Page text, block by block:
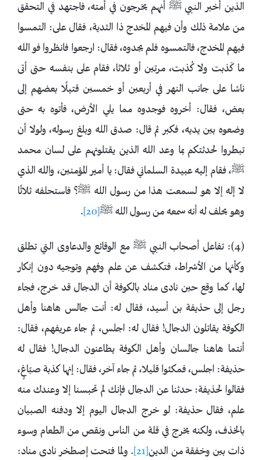
الذين أخبر النبي ﷺ أنهم يخرجون في أمته، فاجتهد في التحقق
من علامة ذلك وأن فيهم المخدج ذا الثدية، فقال على: التمسوا
فيهم المخدج، فالتمسوه فلم يجدوه، فقال: ارجعوا فانظروا فو الله
ما كَذبت ولا كُذبت، مرتين أو ثلاثا، فقام على بنفسه حتى أتى
ناسًا على جانب النهر في أربعين أو خمسين قتيلًا بعضهم إلى
بعض، فقال: أخروه فوجدوه مما يلي الأرض، فأتوه به حتى
وضعوه بين يديه، فكبر ثم قال: صدق الله وبلغ رسوله، ولولا أن
تبطروا لحدثتكم بما وعد الله الذين يقتلونهم على لسان محمد
ﷺ، فقام إليه عبيدة السلماني فقال: يا أمير المؤمنين، والله الذي
لا إله إلا هو لسمعت هذا من رسول الله ﷺ؟ فاستحلفه ثلاثًا
وهو يحلف له أنه سمعه من رسول الله ﷺ[20]
.
(4): تفاعل أصحاب النبي ﷺ مع الوقائع والدعاوى التي تطلق
وكأنها من الأشراط، فتكشف عن علم وفهم وتوجيه دون إنكار
لها، كما وقع حين نادى مناد بالكوفة أن الدجال قد خرج، فجاء
رجل إلى حذيفة بن أسيد، فقال له: أنت جالس هاهنا وأهل
الكوفة يقاتلون الدجال! فقال له: اجلس، ثم جاء عريفهم، فقال:
أنتما هاهنا جالسان وأهل الكوفة يطاعنون الدجال! فقال له
حذيفة: اجلس، فمكثوا قليلا، ثم جاء آخر، فقال: إنها كذبة صبّاغٍ،
فقالوا لحذيفة: حدثنا عن الدجال فإنك لم تحبسنا إلا وعندك منه
علم، فقال حذيفة: لو خرج الدجال اليوم إلا ودفنه الصبيان
بالخذف، ولكنه يخرج في قلة من الناس ونقص من الطعام وسوء
ذات بين وخفقة من الدين[21]
. ولما فتحت إصطخر نادى مناد: